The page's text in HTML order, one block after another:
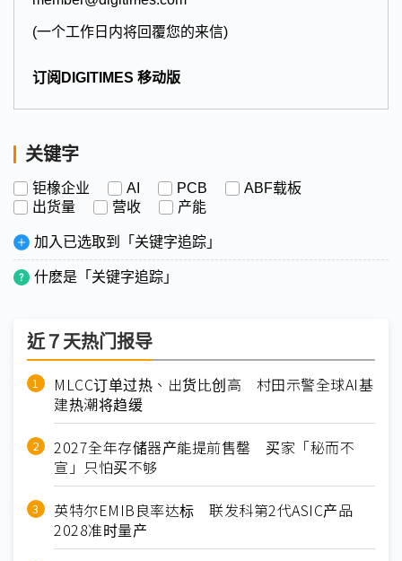
(一个工作日内将回覆您的来信)
订阅DIGITIMES 移动版
关键字
钜橡企业 AI PCB
ABF载板
出货量
营收 产能
加入已选取到「关键字追踪」
什麽是「关键字追踪」
近７天热门报导
MLCC订单过热、出货比创高 村田示警全球AI基
建热潮将趋缓
2027全年存储器产能提前售罄 买家「秘而不
宣」只怕买不够
英特尔EMIB良率达标 联发科第2代ASIC产品
2028准时量产